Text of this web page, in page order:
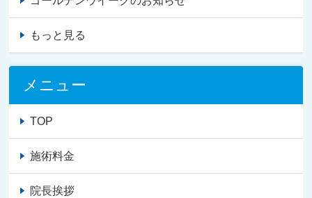
もっと見る
メニュー
TOP
施術料金
院長挨拶